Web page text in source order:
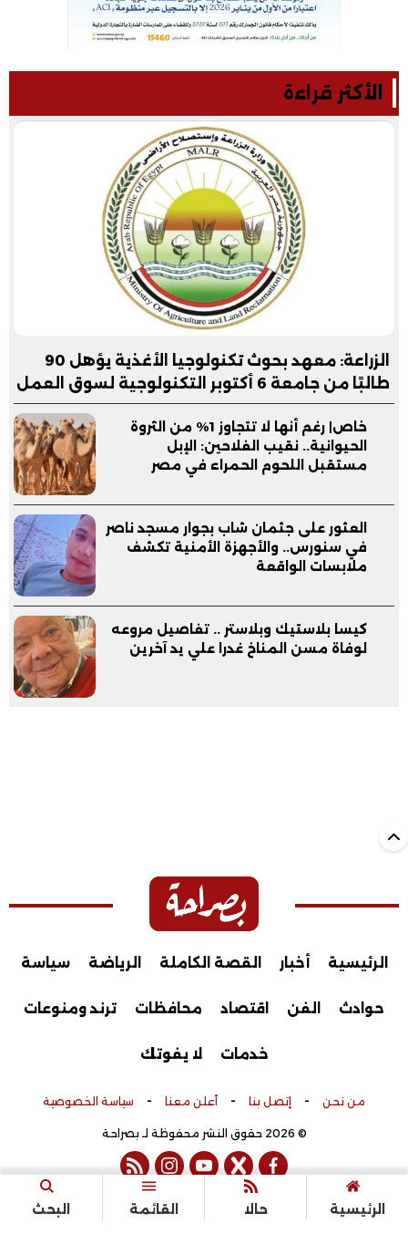
الرئيسية حالا القائمة البحث
الأكثر قراءة
الزراعة: معهد بحوث تكنولوجيا الأغذية يؤهل 90
طالبًا من جامعة 6 أكتوبر التكنولوجية لسوق العمل
خاص| رغم أنها لا تتجاوز 1% من الثروة
الحيوانية.. نقيب الفلاحين: الإبل
مستقبل اللحوم الحمراء في مصر
العثور على جثمان شاب بجوار مسجد ناصر
في سنورس.. والأجهزة الأمنية تكشف
ملابسات الواقعة
كيسا بلاستيك وبلاستر .. تفاصيل مروعه
لوفاة مسن المناخ غدرا علي يد آخرين
الرئيسية أخبار القصة الكاملة الرياضة سياسة
حوادث الفن اقتصاد محافظات ترند ومنوعات
خدمات لا يفوتك
من نحن - إتصل بنا - أعلن معنا - سياسة الخصوصية
© 2026 حقوق النشر محفوظة لـ بصراحة
facebook
twitter
youtube
instagram
rss feed
تم التطوير بواسطة